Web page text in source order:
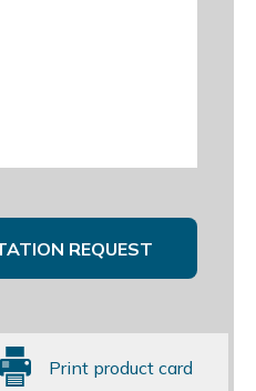
REQUEST
Print product card